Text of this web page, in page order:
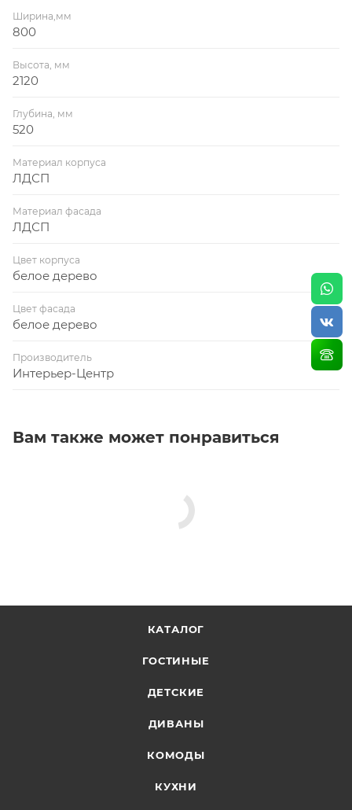
Ширина,мм
800
Высота, мм
2120
Глубина, мм
520
Материал корпуса
ЛДСП
Материал фасада
ЛДСП
Цвет корпуса
белое дерево
Цвет фасада
белое дерево
Производитель
Интерьер-Центр
Вам также может понравиться
КАТАЛОГ
ГОСТИНЫЕ
ДЕТСКИЕ
ДИВАНЫ
КОМОДЫ
КУХНИ